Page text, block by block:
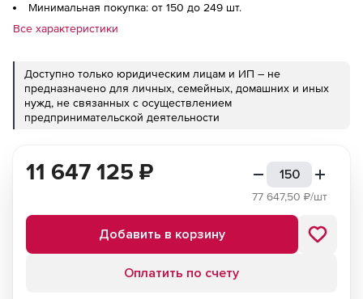
Минимальная покупка: от 150 до 249 шт.
Все характеристики
Доступно только юридическим лицам и ИП – не
предназначено для личных, семейных, домашних и иных
нужд, не связанных с осуществлением
предпринимательской деятельности
11 647 125 ₽
77 647,50 ₽/шт
Добавить в корзину
Оплатить по счету